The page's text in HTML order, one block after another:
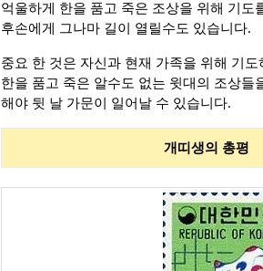
억울하게 한을 품고 죽은 조상을 위해 기도
후손에게 그나마 길이 열릴수도 있습니다.
중요 한 것은 자신과 현재 가족을 위해 기도
한을 품고 죽은 알수도 없는 윗대의 조상들
해야 뒷 날 가문이 일어날 수 있습니다.
개띠생의 총평